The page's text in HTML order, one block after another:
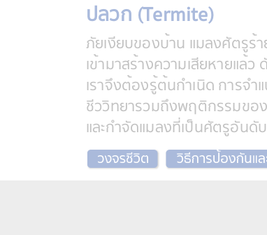
ปลวก (Termite)
ภัยเงียบของบ้าน แมลงศัตรูร้
เข้ามาสร้างความเสียหายแล้
เราจึงต้องรู้ต้นกำเนิด การจ
ชีววิทยารวมถึงพฤติกรรมขอ
และกำจัดแมลงที่เป็นศัตรูอันดั